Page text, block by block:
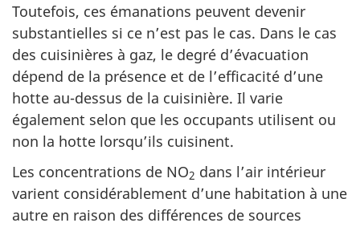
Toutefois, ces émanations peuvent devenir
substantielles si ce n’est pas le cas. Dans le cas
des cuisinières à gaz, le degré d’évacuation
dépend de la présence et de l’efficacité d’une
hotte au-dessus de la cuisinière. Il varie
également selon que les occupants utilisent ou
non la hotte lorsqu’ils cuisinent.
Les concentrations de NO2 dans l’air intérieur
varient considérablement d’une habitation à une
autre en raison des différences de sources